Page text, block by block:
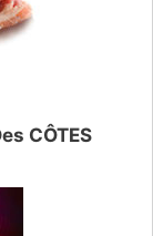
CÔTES